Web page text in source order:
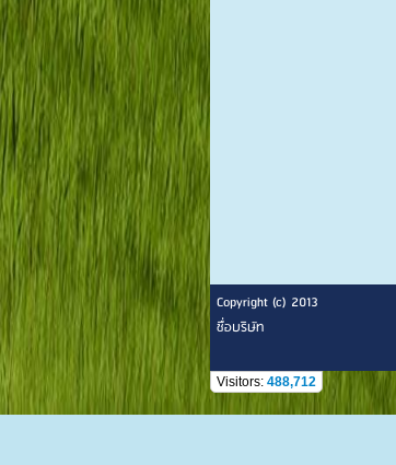
Copyright (c) 2013
ชื่อบริษัท
Visitors: 488,712